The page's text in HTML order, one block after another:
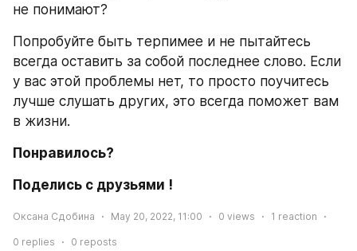
не понимают?
Попробуйте быть терпимее и не пытайтесь
всегда оставить за собой последнее слово. Если
у вас этой проблемы нет, то просто поучитесь
лучше слушать других, это всегда поможет вам
в жизни.
Понравилось?
Поделись с друзьями !
Оксана Сдобина May 20, 2022, 11:00 0 views 1 reaction
0 replies 0 reposts